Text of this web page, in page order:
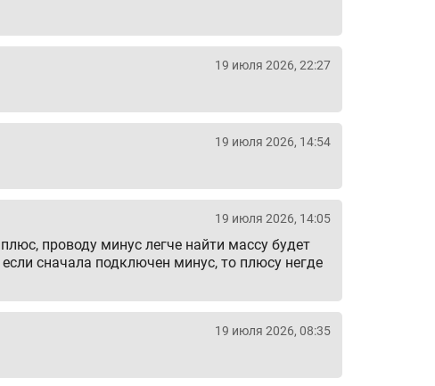
19 июля 2026, 22:27
19 июля 2026, 14:54
19 июля 2026, 14:05
проводу минус легче найти массу будет
сначала подключен минус, то плюсу негде
19 июля 2026, 08:35